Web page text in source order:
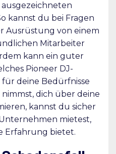
kannst du bei Fragen
Ausrüstung von einem
Mitarbeiter
kann ein guter
Pioneer DJ-
deine Bedürfnisse
dich über deine
kannst du sicher
mietest,
Erfahrung bietet.